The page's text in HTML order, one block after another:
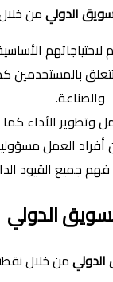
الدوليمن خلال
والصناعة.
الأداء
العمل
القيود
الدولي
الدوليمن خلال